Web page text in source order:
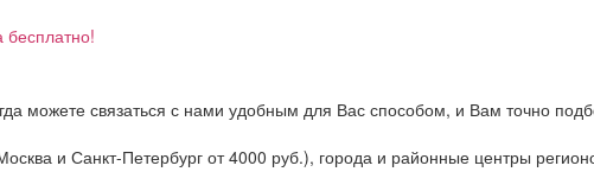
бесплатно!
можете связаться с нами удобным для Вас способом, и Вам точно
и Санкт-Петербург от 4000 руб.), города и районные центры